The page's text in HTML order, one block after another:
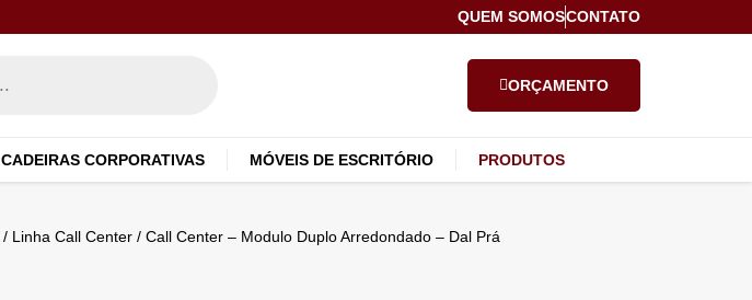
QUEM SOMOSCONTATO
ORÇAMENTO
CADEIRAS CORPORATIVAS MÓVEIS DE ESCRITÓRIO PRODUTOS
/ Linha Call Center / Call Center – Modulo Duplo Arredondado – Dal Prá